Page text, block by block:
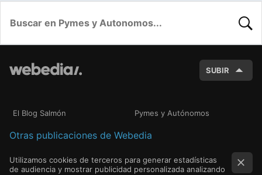
SUBIR
El Blog Salmón Pymes y Autónomos
Otras publicaciones de Webedia
Utilizamos cookies de terceros para generar estadísticas
de audiencia y mostrar publicidad personalizada analizando